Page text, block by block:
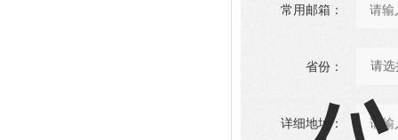
常用邮箱：
省份：
详细地址：